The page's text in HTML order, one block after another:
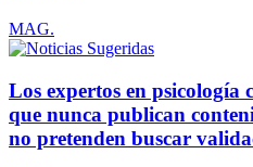
MAG.
Los expertos en psicología
que nunca publican
no pretenden buscar